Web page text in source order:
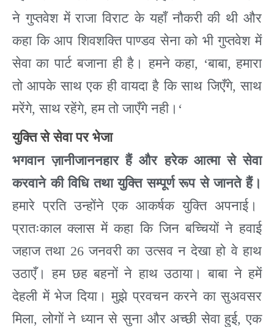
ने गुप्तवेश में राजा विराट के यहाँ नौकरी की थी और
कहा कि आप शिवशक्ति पाण्डव सेना को भी गुप्तवेश में
सेवा का पार्ट बजाना ही है। हमने कहा, ‘बाबा,हमारा
तो आपके साथ एक ही वायदा है कि साथ जिएँगे,साथ
मरेंगे,साथ रहेंगे,हम तो जाएँगे नही। ‘
युक्ति से सेवा पर भेजा
भगवान ज़ानीजाननहार हैं और हरेक आत्मा से सेवा
करवाने की विधि तथा युक्ति सम्पूर्ण रूप से जानते हैं।
हमारे प्रति उन्होंने एक आकर्षक युक्ति अपनाई।
प्रातःकाल क्लास में कहा कि जिन बच्चियों ने हवाई
जहाज तथा 26जनवरी का उत्सव न देखा हो वे हाथ
उठाएँ। हम छह बहनों ने हाथ उठाया। बाबा ने हमें
देहली में भेज दिया। मुझे प्रवचन करने का सुअवसर
मिला,लोगों ने ध्यान से सुना और अच्छी सेवा हुई,एक